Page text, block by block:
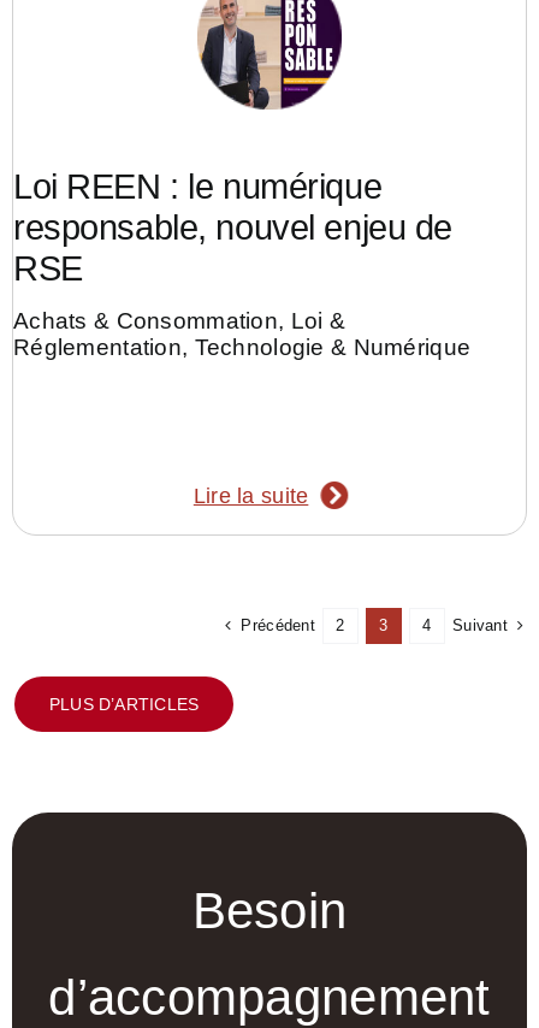
Loi REEN : le numérique
responsable, nouvel enjeu de
RSE
Achats & Consommation, Loi &
Réglementation, Technologie & Numérique
Lire la suite
Précédent 2 3 4 Suivant
PLUS D’ARTICLES
Besoin
d’accompagnement